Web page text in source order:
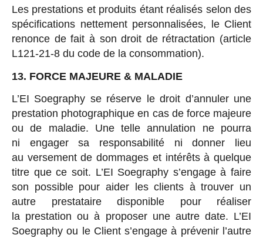
Les prestations et produits étant réalisés selon des
spécifications nettement personnalisées, le Client
renonce de fait à son droit de rétractation (article
L121-21-8 du code de la consommation).
13. FORCE MAJEURE & MALADIE
L’EI Soegraphy se réserve le droit d’annuler une
prestation photographique en cas de force majeure
ou de maladie. Une telle annulation ne pourra
ni engager sa responsabilité ni donner lieu
au versement de dommages et intérêts à quelque
titre que ce soit. L’EI Soegraphy s’engage à faire
son possible pour aider les clients à trouver un
autre prestataire disponible pour réaliser
la prestation ou à proposer une autre date. L’EI
Soegraphy ou le Client s’engage à prévenir l’autre